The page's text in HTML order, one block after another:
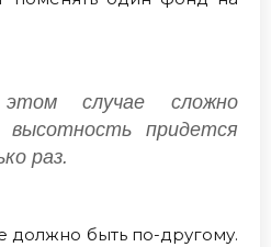
случае сложно
придется
раз.
быть по-другому.